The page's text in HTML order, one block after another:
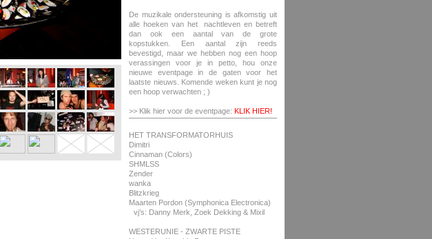
De muzikale ondersteuning is afkomstig uit
alle hoeken van het nachtleven en betreft
dan ook een aantal van de grote
kopstukken. Een aantal zijn reeds
bevestigd, maar we hebben nog een hoop
verassingen voor je in petto, hou onze
nieuwe eventpage in de gaten voor het
laatste nieuws. Komende weken kunt je nog
een hoop verwachten ; )
>> Klik hier voor de eventpage: KLIK HIER!
HET TRANSFORMATORHUIS
Dimitri
Cinnaman (Colors)
SHMLSS
Zender
wanka
Blitzkrieg
Maarten Pordon (Symphonica Electronica)
vj’s: Danny Merk, Zoek Dekking & Mixil
WESTERUNIE - ZWARTE PISTE